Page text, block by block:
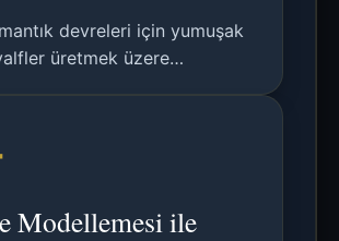
devreleri için yumuşak
üretmek üzere
saate indiriyor.
Modellemesi ile